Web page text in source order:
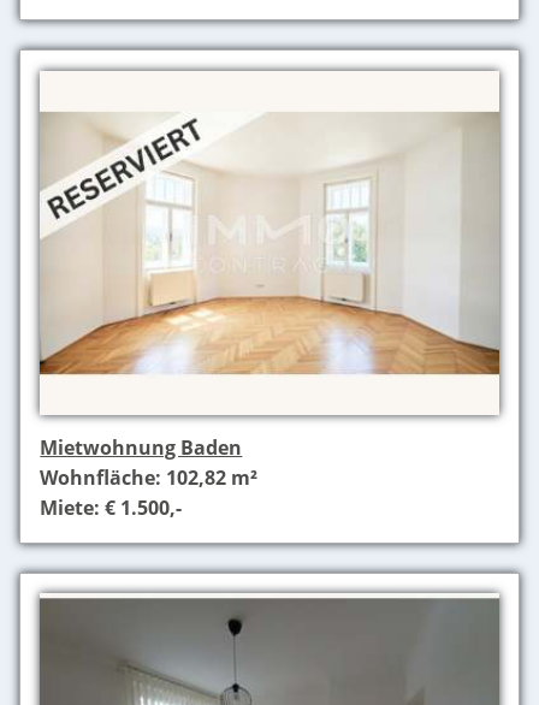
Mietwohnung Baden
Wohnfläche: 102,82 m²
Miete: € 1.500,-